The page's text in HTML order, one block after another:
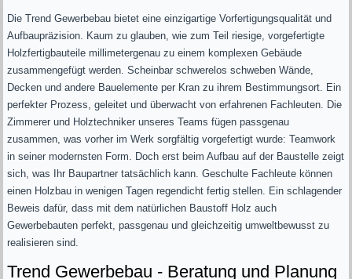
Die Trend Gewerbebau bietet eine einzigartige Vorfertigungsqualität und
Aufbaupräzision. Kaum zu glauben, wie zum Teil riesige, vorgefertigte
Holzfertigbauteile millimetergenau zu einem komplexen Gebäude
zusammengefügt werden. Scheinbar schwerelos schweben Wände,
Decken und andere Bauelemente per Kran zu ihrem Bestimmungsort. Ein
perfekter Prozess, geleitet und überwacht von erfahrenen Fachleuten. Die
Zimmerer und Holztechniker unseres Teams fügen passgenau
zusammen, was vorher im Werk sorgfältig vorgefertigt wurde: Teamwork
in seiner modernsten Form. Doch erst beim Aufbau auf der Baustelle zeigt
sich, was Ihr Baupartner tatsächlich kann. Geschulte Fachleute können
einen Holzbau in wenigen Tagen regendicht fertig stellen. Ein schlagender
Beweis dafür, dass mit dem natürlichen Baustoff Holz auch
Gewerbebauten perfekt, passgenau und gleichzeitig umweltbewusst zu
realisieren sind.
Trend Gewerbebau - Beratung und Planung